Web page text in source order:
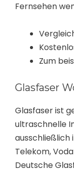
Fernsehen
Zum
Glasfaser
Glasfaser ist
ultraschnelle
ausschließlich
Telekom,
Deutsche